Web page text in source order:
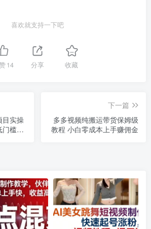
喜欢就支持一下吧
14 分享 收藏
目实操
门槛副
下一篇
多多视频纯搬运带货保姆级
教程 小白零成本上手赚佣金